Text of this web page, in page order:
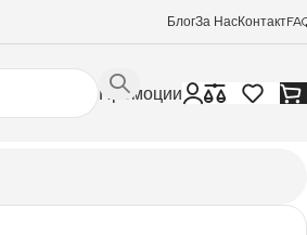
БлогЗа НасКонтакт
Промоции